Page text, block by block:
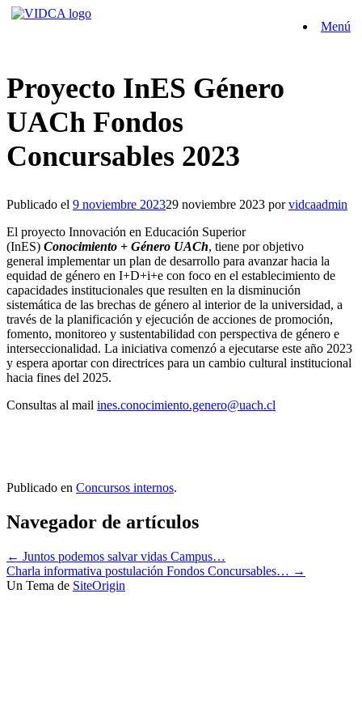
Saltar
Menú
Proyecto InES Género
UACh Fondos
Concursables 2023
Publicado el 9 noviembre 202329 noviembre 2023 porvidcaadmin
El proyecto Innovación en Educación Superior
(InES) Conocimiento + Género UACh, tiene por objetivo
general implementar un plan de desarrollo para avanzar hacia la
equidad de género en I+D+i+e con foco en el establecimiento de
capacidades institucionales que resulten en la disminución
sistemática de las brechas de género al interior de la universidad, a
través de la planificación y ejecución de acciones de promoción,
fomento, monitoreo y sustentabilidad con perspectiva de género e
interseccionalidad. La iniciativa comenzó a ejecutarse este año 2023
y espera aportar con directrices para un cambio cultural institucional
hacia fines del 2025.
Consultas al mail ines.conocimiento.genero@uach.cl
Publicado en Concursos internos.
Navegador de artículos
← Juntos podemos salvar vidas Campus…
Charla informativa postulación Fondos Concursables… →
Un Tema de SiteOrigin